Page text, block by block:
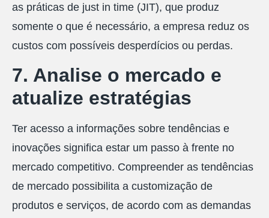
as práticas de just in time (JIT), que produz
somente o que é necessário, a empresa reduz os
custos com possíveis desperdícios ou perdas.
7. Analise o mercado e
atualize estratégias
Ter acesso a informações sobre tendências e
inovações significa estar um passo à frente no
mercado competitivo. Compreender as tendências
de mercado possibilita a customização de
produtos e serviços, de acordo com as demandas